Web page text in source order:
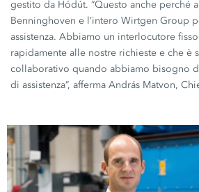
gestito da Hódút. “Questo anche perché
Benninghoven e l’interoWirtgen Group
assistenza. Abbiamo un interlocutore
rapidamente alle nostre richieste e che è
collaborativo quando abbiamo bisogno
di assistenza”, afferma András Matvon,